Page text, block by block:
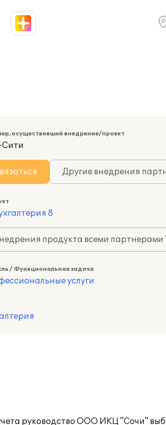
осуществивший внедрение/проект
Другие внедрения
8
продукта всеми партнерами
/ Функциональная задача
услуги
руководство ООО ИКЦ "Сочи"